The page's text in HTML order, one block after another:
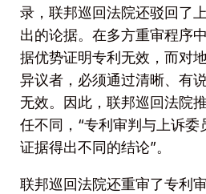
录，联邦巡回法院还驳回了
出的论据。在多方重审程序
据优势证明专利无效，而对
异议者，必须通过清晰、有
无效。因此，联邦巡回法院
任不同，“专利审判与上诉委
证据得出不同的结论”。
联邦巡回法院还重审了专利